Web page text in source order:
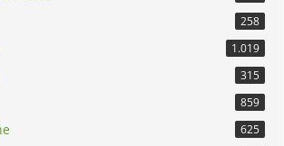
258
1.019
315
859
625